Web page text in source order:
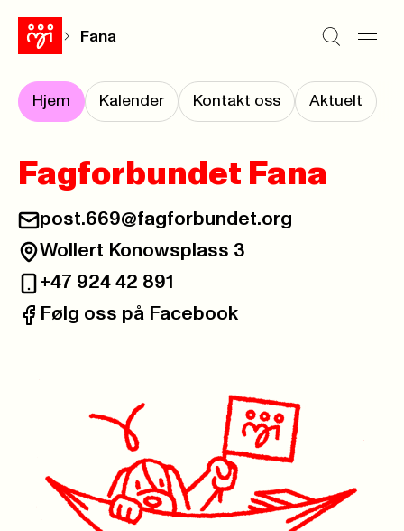
Fana
Hjem Kalender Kontakt oss Aktuelt
Fagforbundet Fana
E-post:
post.669@fagforbundet.org
Besøksadresse:
Wollert Konowsplass 3
Telefon:
+47 924 42 891
Facebook:
Følg oss på Facebook